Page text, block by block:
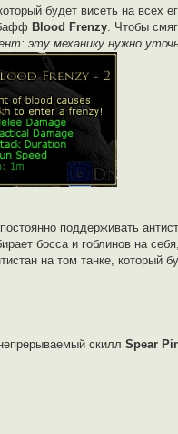
будет висеть на всех
Blood Frenzy. Чтобы
эту механику нужно
поддерживать
босса и гоблинов на
на том танке, который
скилл Spear